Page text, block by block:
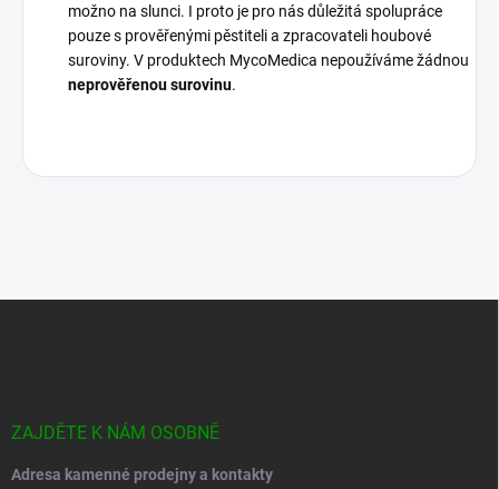
možno na slunci. I proto je pro nás důležitá spolupráce
pouze s prověřenými pěstiteli a zpracovateli houbové
suroviny. V produktech MycoMedica nepoužíváme žádnou
neprověřenou surovinu.
ZAJDĚTE K NÁM OSOBNĚ
Adresa kamenné prodejny a kontakty